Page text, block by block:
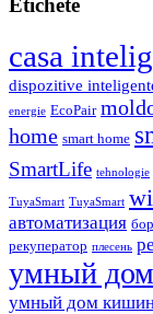
Etichete
casa
dispozitive
energie EcoPair
home smart home
SmartLife tehnologie
TuyaSmart TuyaSmart
автоматизация
рекуператор плесень
умный дом
умный дом